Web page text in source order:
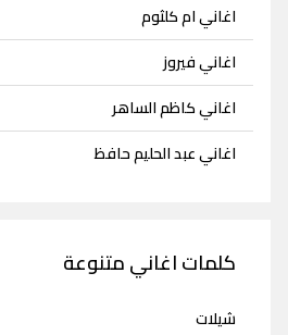
اغاني ام كلثوم
اغاني فيروز
اغاني كاظم الساهر
اغاني عبد الحليم حافظ
كلمات اغاني متنوعة
شيلات